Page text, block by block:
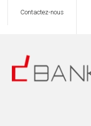
Contactez-nous